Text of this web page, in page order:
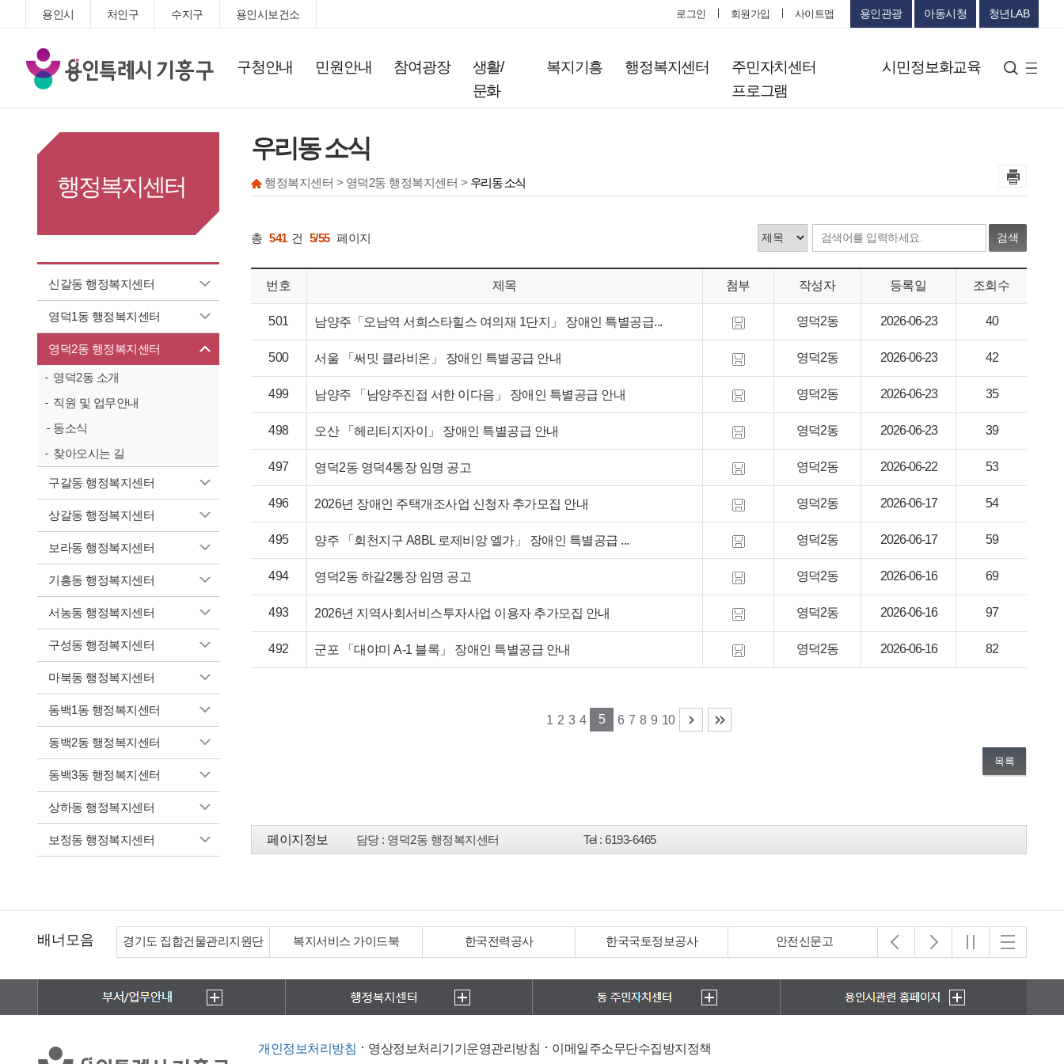
용인시 처인구 수지구 용인시보건소 로그인 회원가입 사이트맵 용인관광 아동시청 청년LAB
기
흥
구청안내 민원안내 참여광장
생활/
문화
복지기흥 행정복지센터
주민자치센터
프로그램
시민정보화교육 검색
사
트
행정복지센터
신갈동 행정복지센터
영덕1동 행정복지센터
영덕2동 행정복지센터
영덕2동 소개
직원 및 업무안내
동소식
찾아오시는 길
구갈동 행정복지센터
상갈동 행정복지센터
보라동 행정복지센터
기흥동 행정복지센터
서농동 행정복지센터
구성동 행정복지센터
마북동 행정복지센터
동백1동 행정복지센터
동백2동 행정복지센터
동백3동 행정복지센터
상하동 행정복지센터
보정동 행정복지센터
우리동 소식
행정복지센터 > 영덕2동 행정복지센터 > 우리동 소식
총 541 건 5/55 페이지 검색
번호 제목 첨부 작성자 등록일 조회수
501 남양주「오남역 서희스타힐스 여의재 1단지」 장애인 특별공급... 영덕2동 2026-06-23 40
500 서울 「써밋 클라비온」 장애인 특별공급 안내 영덕2동 2026-06-23 42
499 남양주 「남양주진접 서한 이다음」 장애인 특별공급 안내 영덕2동 2026-06-23 35
498 오산 「헤리티지자이」 장애인 특별공급 안내 영덕2동 2026-06-23 39
497 영덕2동 영덕4통장 임명 공고 영덕2동 2026-06-22 53
496 2026년 장애인 주택개조사업 신청자 추가모집 안내 영덕2동 2026-06-17 54
495 양주 「회천지구 A8BL 로제비앙 엘가」 장애인 특별공급 ... 영덕2동 2026-06-17 59
494 영덕2동 하갈2통장 임명 공고 영덕2동 2026-06-16 69
493 2026년 지역사회서비스투자사업 이용자 추가모집 안내 영덕2동 2026-06-16 97
492 군포 「대야미 A-1 블록」 장애인 특별공급 안내 영덕2동 2026-06-16 82
1 2 3 4 5 6 7 8 9 10
목록
페이지정보 담당: 영덕2동 행정복지센터 Tel: 6193-6465
배너모음 경기도 집합건물관리지원단 복지서비스 가이드북 한국전력공사 한국국토정보공사 안전신문고 아동보호전문기관
개인정보처리방침 영상정보처리기기운영관리방침 이메일주소무단수집방지정책